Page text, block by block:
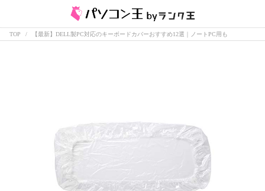
TOP 【最新】DELL製PC対応のキーボードカバーおすすめ12選｜ノートPC用も